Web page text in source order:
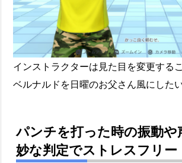
インストラクターは見た目を変更する
ベルナルドを日曜のお父さん風にした
パンチを打った時の振動や
妙な判定でストレスフリー